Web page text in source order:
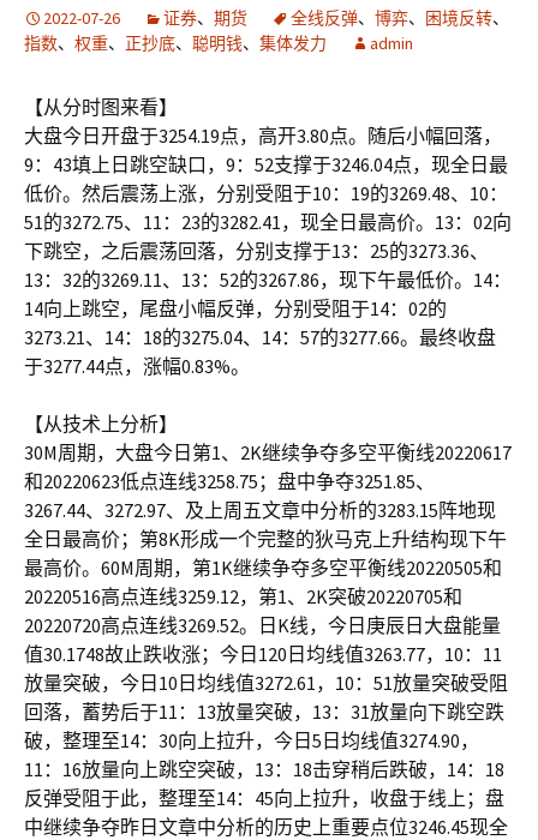
2022-07-26 证券、 期货 全线反弹、 博弈、 困境反转、
指数、 权重、 正抄底、 聪明钱、 集体发力 admin
【从分时图来看】
大盘今日开盘于3254.19点，高开3.80点。随后小幅回落，
9：43填上日跳空缺口，9：52支撑于3246.04点，现全日最
低价。然后震荡上涨，分别受阻于10：19的3269.48、10：
51的3272.75、11：23的3282.41，现全日最高价。13：02向
下跳空，之后震荡回落，分别支撑于13：25的3273.36、
13：32的3269.11、13：52的3267.86，现下午最低价。14：
14向上跳空，尾盘小幅反弹，分别受阻于14：02的
3273.21、14：18的3275.04、14：57的3277.66。最终收盘
于3277.44点，涨幅0.83%。
【从技术上分析】
30M周期，大盘今日第1、2K继续争夺多空平衡线20220617
和20220623低点连线3258.75；盘中争夺3251.85、
3267.44、3272.97、及上周五文章中分析的3283.15阵地现
全日最高价；第8K形成一个完整的狄马克上升结构现下午
最高价。60M周期，第1K继续争夺多空平衡线20220505和
20220516高点连线3259.12，第1、2K突破20220705和
20220720高点连线3269.52。日K线，今日庚辰日大盘能量
值30.1748故止跌收涨；今日120日均线值3263.77，10：11
放量突破，今日10日均线值3272.61，10：51放量突破受阻
回落，蓄势后于11：13放量突破，13：31放量向下跳空跌
破，整理至14：30向上拉升，今日5日均线值3274.90，
11：16放量向上跳空突破，13：18击穿稍后跌破，14：18
反弹受阻于此，整理至14：45向上拉升，收盘于线上；盘
中继续争夺昨日文章中分析的历史上重要点位3246.45现全